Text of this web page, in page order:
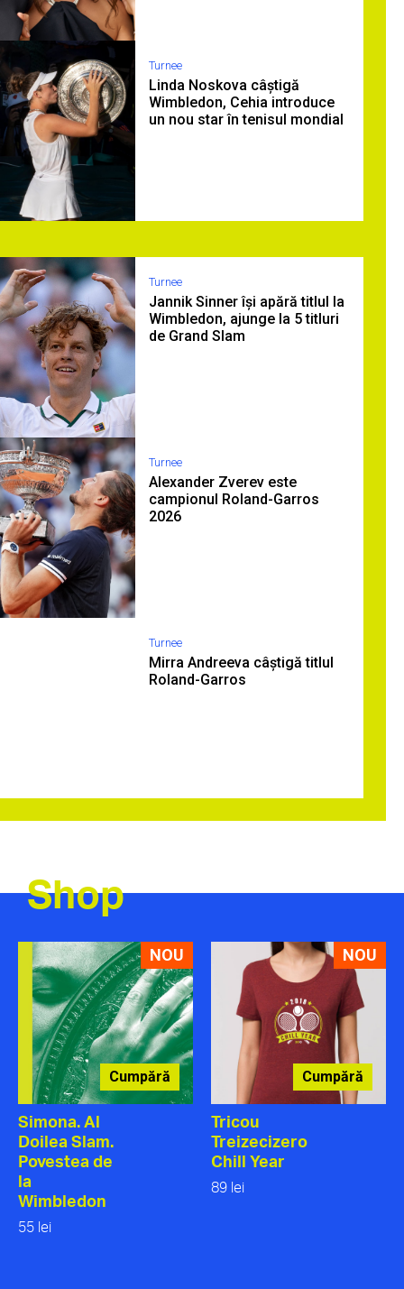
Turnee
Linda Noskova câștigă
Wimbledon, Cehia introduce
un nou star în tenisul mondial
Turnee
Jannik Sinner își apără titlul la
Wimbledon, ajunge la 5 titluri
de Grand Slam
Turnee
Alexander Zverev este
campionul Roland-Garros
2026
Turnee
Mirra Andreeva câștigă titlul
Roland-Garros
Shop
NOU
Cumpără
Simona. Al
Doilea Slam.
Povestea de
la
Wimbledon
55 lei
NOU
Cumpără
Tricou
Treizecizero
Chill Year
89 lei